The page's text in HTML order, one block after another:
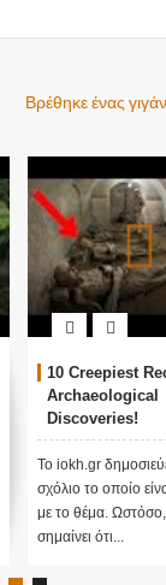
Βρέθηκε ένας
10 Creepiest
Archaeological
Discoveries!
Το iokh.gr
σχόλιο το οποίο
με το θέμα.
σημαίνει ότι...